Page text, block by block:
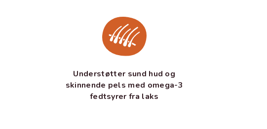
Understøtter sund hud og
skinnende pels med omega-3
fedtsyrer fra laks